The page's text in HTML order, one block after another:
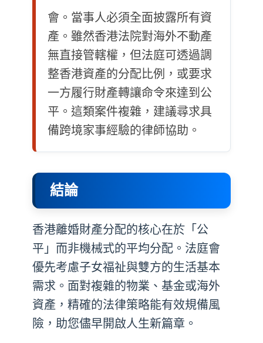
會。當事人必須全面披露所有資
產。雖然香港法院對海外不動產
無直接管轄權，但法庭可透過調
整香港資產的分配比例，或要求
一方履行財產轉讓命令來達到公
平。這類案件複雜，建議尋求具
備跨境家事經驗的律師協助。
結論
香港離婚財產分配的核心在於「公
平」而非機械式的平均分配。法庭會
優先考慮子女福祉與雙方的生活基本
需求。面對複雜的物業、基金或海外
資產，精確的法律策略能有效規備風
險，助您儘早開啟人生新篇章。